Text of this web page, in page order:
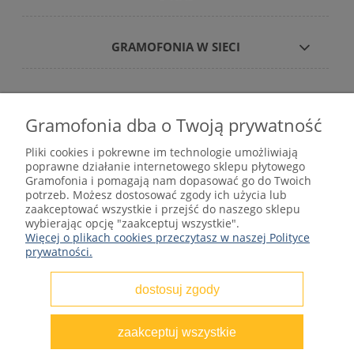
GRAMOFONIA W SIECI
gramofonia.com
kontakt@gramofonia.info
+48 601 262 000
Copyright © 2012–2026 GRAMOFONIA
pokaż pełną wersję strony
Sklep internetowy Shoper.pl
Gramofonia dba o Twoją prywatność
Pliki cookies i pokrewne im technologie umożliwiają
poprawne działanie internetowego sklepu płytowego
Gramofonia i pomagają nam dopasować go do Twoich
potrzeb. Możesz dostosować zgody ich użycia lub
zaakceptować wszystkie i przejść do naszego sklepu
wybierając opcję "zaakceptuj wszystkie".
Więcej o plikach cookies przeczytasz w naszej Polityce
prywatności.
dostosuj zgody
zaakceptuj wszystkie